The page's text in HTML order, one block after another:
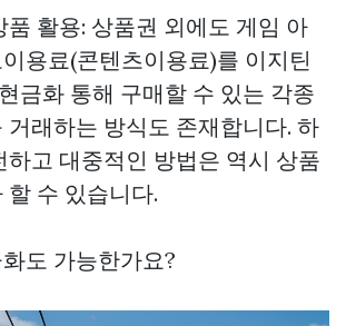
품 활용: 상품권 외에도 게임 아
용료(콘텐츠이용료)를 이지틴
금화 통해 구매할 수 있는 각종
거래하는 방식도 존재합니다. 하
하고 대중적인 방법은 역시 상품
할 수 있습니다.
도 가능한가요?